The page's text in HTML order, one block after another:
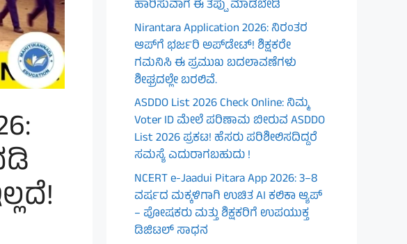
ಹಾರಿಸುವಾಗ ಈ ತಪ್ಪು ಮಾಡಬೇಡಿ
Nirantara Application 2026: ನಿರಂತರ
ಆಪ್‌ಗೆ ಭರ್ಜರಿ ಅಪ್‌ಡೇಟ್! ಶಿಕ್ಷಕರೇ
ಗಮನಿಸಿ ಈ ಪ್ರಮುಖ ಬದಲಾವಣೆಗಳು
ಶೀಘ್ರದಲ್ಲೇ ಬರಲಿವೆ.
ASDDO List 2026 Check Online: ನಿಮ್ಮ
Voter ID ಮೇಲೆ ಪರಿಣಾಮ ಬೀರುವ ASDDO
List 2026 ಪ್ರಕಟ! ಹೆಸರು ಪರಿಶೀಲಿಸದಿದ್ದರೆ
ಸಮಸ್ಯೆ ಎದುರಾಗಬಹುದು !
NCERT e-Jaadui Pitara App 2026: 3–8
ವರ್ಷದ ಮಕ್ಕಳಿಗಾಗಿ ಉಚಿತ AI ಕಲಿಕಾ ಆ್ಯಪ್
– ಪೋಷಕರು ಮತ್ತು ಶಿಕ್ಷಕರಿಗೆ ಉಪಯುಕ್ತ
ಡಿಜಿಟಲ್ ಸಾಧನ